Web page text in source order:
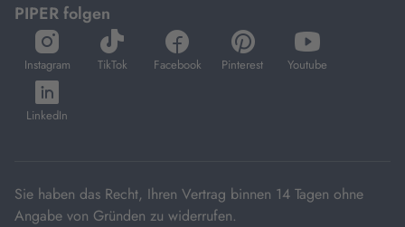
PIPER folgen
Instagram
öffnet
in
neuem
Tab
TikTok
öffnet
in
Facebook
öffnet
in
Pinterest
öffnet
in
Youtube
öffnet
in
LinkedIn
öffnet
in
Sie haben das Recht, Ihren Vertrag binnen 14 Tagen ohne
Angabe von Gründen zu widerrufen.